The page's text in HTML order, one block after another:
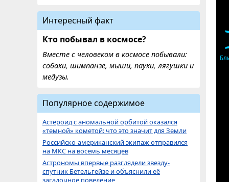
Интересный факт
Кто побывал в космосе?
Вместе с человеком в космосе побывали:
собаки, шимпанзе, мыши, пауки, лягушки и
медузы.
Популярное содержимое
Астероид с аномальной орбитой оказался
«темной» кометой: что это значит для Земли
Российско-американский экипаж отправился
на МКС на восемь месяцев
Астрономы впервые разглядели звезду-
спутник Бетельгейзе и объяснили её
загадочное поведение